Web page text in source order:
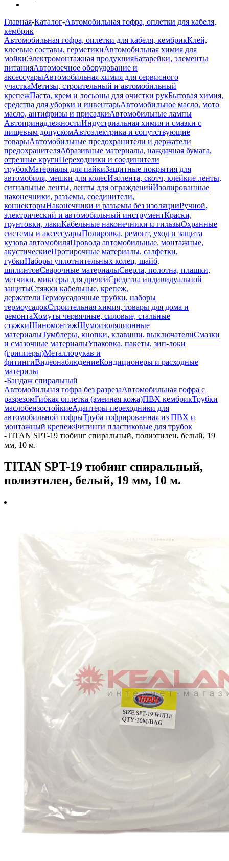
Главная-Каталог-Автомобильная гофра, оплетки для кабеля,
кембрик
Автомобильная гофра, оплетки для кабеля, кембрикКлей,
клеевые составы, герметикиАвтомобильная химия для
мойкиЭлектромонтажная продукцияБатарейки, элементы
питанияАвтомоечное оборудование и
аксессуарыАвтомобильная химия для сервисного
участкаМетизы, строительный и автомобильный
крепежПаста, крем и лосьоны для очистки рукБытовая химия,
средства для уборки и инвентарьАвтомобильное масло, мото
масло, антифризы и присадкиАвтомобильные лампы
АвтопринадлежностиИндустриальная химия и смазки с
пищевым допускомАвтоэлектрика и сопутствующие
товарыАвтомобильные предохранители и держатели
предохранителяАбразивные материалы, наждачная бумага,
отрезные кругиПереходники и соединители
трубокМатериалы для пайкиЗащитные покрытия для
автомобиля, мешки для колесИзолента, скотч, клейкие ленты,
сигнальные ленты, ленты для огражденийИзолированные
наконечники, разъемы, соединители,
коннекторыНаконечники и разъемы без изоляцииРучной,
электрический и автомобильный инструментКраски,
грунтовки, лакиКабельные наконечники и гильзыОхранные
системы и аксессуарыПолировка, ремонт, уход и защита
кузова автомобиляПровода автомобильные, монтажные,
акустическиеПротирочные материалы, салфетки,
губкиНаборы уплотнительных колец, шайб,
шплинтовСварочные материалыСверла, полотна, плашки,
метчики, миксеры для дрелейСредства индивидуальной
защитыСтяжки кабельные, крепеж,
держателиТермоусадочные трубки, наборы
термоусадокСтроительная химия, товары для дома и
ремонтаХомуты червячные, силовые, стальные
стяжкиШиномонтажШумоизоляционные
материалыТумблеры, кнопки, клавиши, выключателиСмазки
и смазочные материалыУпаковка, пакеты, зип-локи
(грипперы)Металлорукав и
фитингиВидеонаблюдениеКондиционеры и расходные
материлы
-Бандаж спиральный
Автомобильная гофра без разрезаАвтомобильная гофра с
разрезомГибкая оплетка (змеиная кожа)ПВХ кембрикТрубки
маслобензостойкиеАдаптеры-переходники для
автомобильной гофрыТруба гофрированная из ПВХ и
монтажный крепежФитинги пластиковые для трубок
-TITAN SPT-19 тюбинг спиральный, полиэтилен, белый, 19
мм, 10 м.
TITAN SPT-19 тюбинг спиральный,
полиэтилен, белый, 19 мм, 10 м.